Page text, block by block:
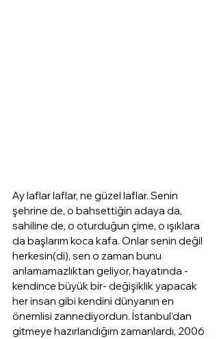
Ay laflar laflar, ne güzel laflar. Senin
şehrine de, o bahsettiğin adaya da,
sahiline de, o oturduğun çime, o ışıklara
da başlarım koca kafa. Onlar senin değil
herkesin(di), sen o zaman bunu
anlamamazlıktan geliyor, hayatında -
kendince büyük bir- değişiklik yapacak
her insan gibi kendini dünyanın en
önemlisi zannediyordun. İstanbul’dan
gitmeye hazırlandığım zamanlardı, 2006